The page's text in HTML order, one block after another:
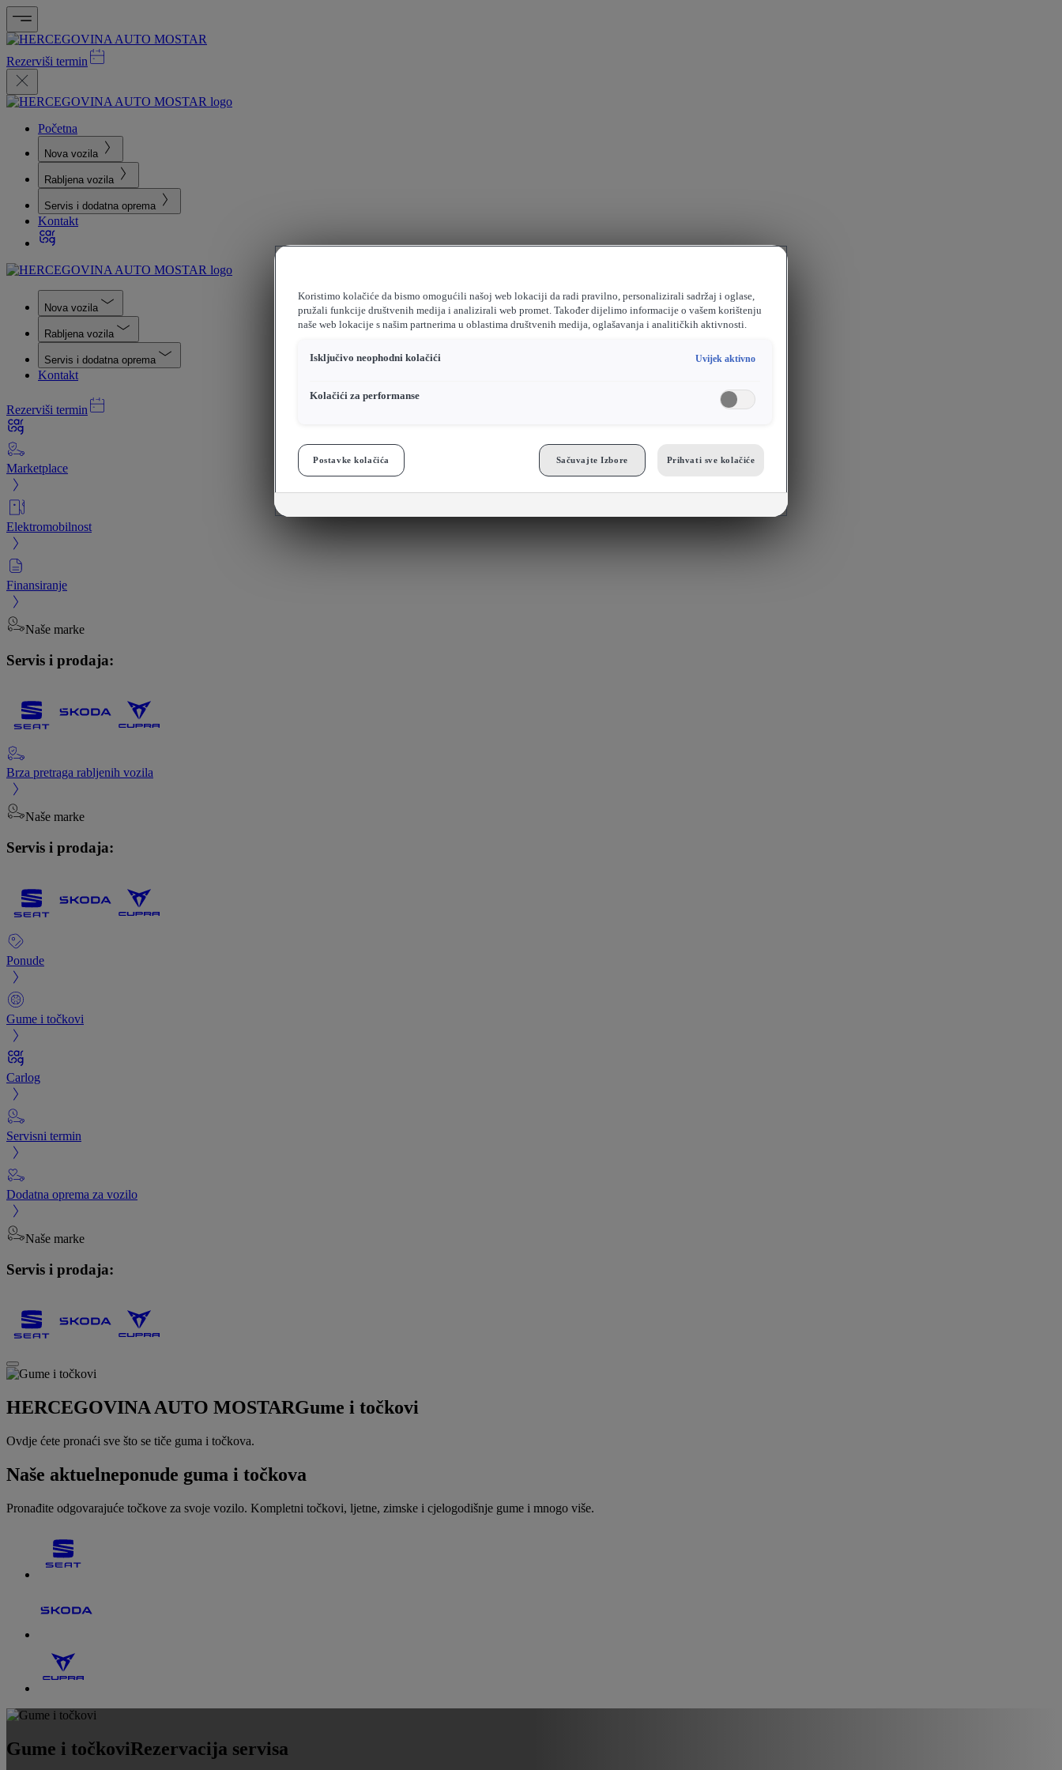
Rezerviši termin
Početna
Nova vozila
Rabljena vozila
Servis i dodatna oprema
Kontakt
Nova vozila
Rabljena vozila
Servis i dodatna oprema
Kontakt
Rezerviši termin
Marketplace
Elektromobilnost
Finansiranje
Naše marke
Servis i prodaja:
Brza pretraga rabljenih vozila
Naše marke
Servis i prodaja:
Ponude
Gume i točkovi
Carlog
Servisni termin
Dodatna oprema za vozilo
Naše marke
Servis i prodaja:
HERCEGOVINA AUTO MOSTARGume i točkovi
Ovdje ćete pronaći sve što se tiče guma i točkova.
Naše aktuelneponude guma i točkova
Pronađite odgovarajuće točkove za svoje vozilo. Kompletni točkovi, ljetne, zimske i cjelogodišnje gume i mnogo više.
Gume i točkoviRezervacija servisa
Koristimo kolačiće da bismo omogućili našoj web lokaciji da radi pravilno, personalizirali sadržaj i oglase,
pružali funkcije društvenih medija i analizirali web promet. Također dijelimo informacije o vašem korištenju
naše web lokacije s našim partnerima u oblastima društvenih medija, oglašavanja i analitičkih aktivnosti.
Isključivo neophodni kolačići Uvijek aktivno
Kolačići za performanse
Postavke kolačića Sačuvajte Izbore Prihvati sve kolačiće